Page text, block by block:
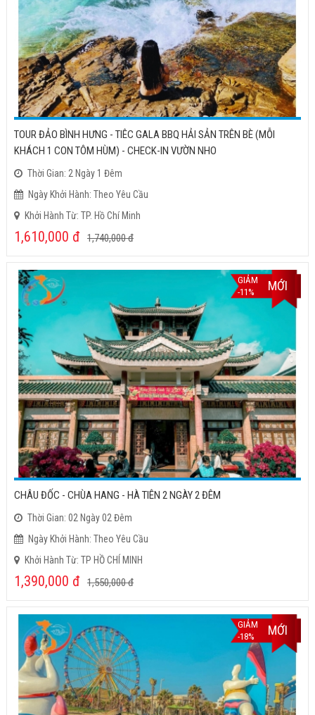
TOUR ĐẢO BÌNH HƯNG - TIÊC GALA BBQ HẢI SẢN TRÊN BÈ (MỖI
KHÁCH 1 CON TÔM HÙM) - CHECK-IN VƯỜN NHO
Thời Gian: 2 Ngày 1 Đêm
Ngày Khởi Hành: Theo Yêu Cầu
Khởi Hành Từ: TP. Hồ Chí Minh
1,610,000 đ 1,740,000đ
GIẢM
-11%
MỚI
CHÂU ĐỐC - CHÙA HANG - HÀ TIÊN 2 NGÀY 2 ĐÊM
Thời Gian: 02 Ngày 02 Đêm
Ngày Khởi Hành: Theo Yêu Cầu
Khởi Hành Từ: TP HỒ CHÍ MINH
1,390,000 đ 1,550,000đ
GIẢM
-18%
MỚI